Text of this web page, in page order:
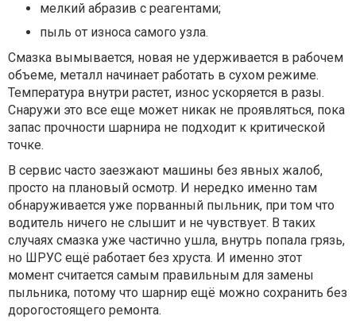
мелкий абразив с реагентами;
пыль от износа самого узла.
Смазка вымывается, новая не удерживается в рабочем
объеме, металл начинает работать в сухом режиме.
Температура внутри растет, износ ускоряется в разы.
Снаружи это все еще может никак не проявляться, пока
запас прочности шарнира не подходит к критической
точке.
В сервис часто заезжают машины без явных жалоб,
просто на плановый осмотр. И нередко именно там
обнаруживается уже порванный пыльник, при том что
водитель ничего не слышит и не чувствует. В таких
случаях смазка уже частично ушла, внутрь попала грязь,
но ШРУС ещё работает без хруста. И именно этот
момент считается самым правильным для замены
пыльника, потому что шарнир ещё можно сохранить без
дорогостоящего ремонта.